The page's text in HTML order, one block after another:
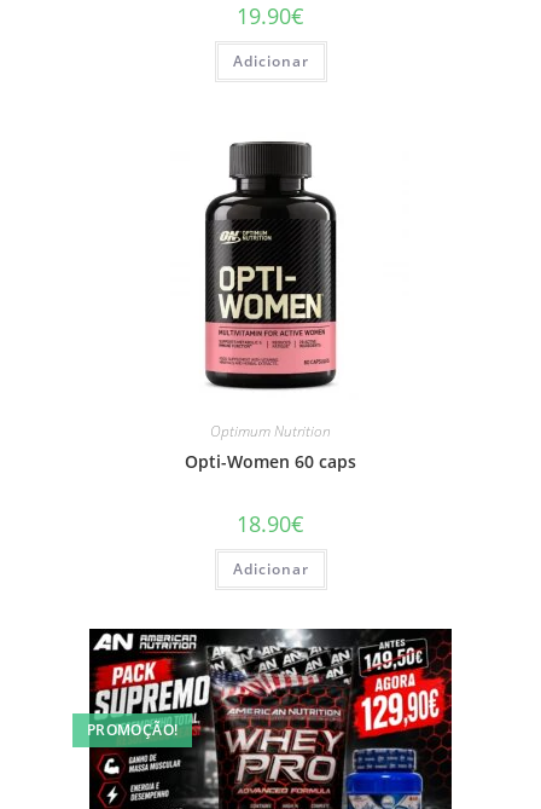
19.90€
Adicionar
Optimum Nutrition
Opti-Women 60 caps
18.90€
Adicionar
PROMOÇÃO!